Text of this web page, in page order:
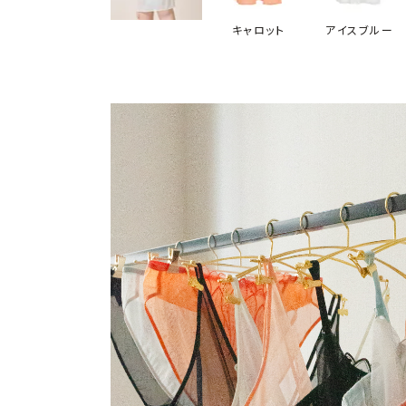
キャロット アイスブルー